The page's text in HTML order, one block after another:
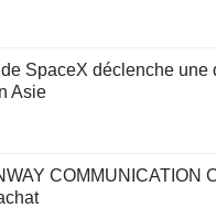
SpaceX déclenche une
Asie
COMMUNICATION